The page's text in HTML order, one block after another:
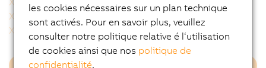
X20cHB8884
X20cIF1082-2
X20cIF10X0
X20cIF2181-2
les cookies nécessaires sur un plan technique
sont activés. Pour en savoir plus, veuillez
consulter notre politique relative é l‘utilisation
de cookies ainsi que nos politique de
confidentialité.